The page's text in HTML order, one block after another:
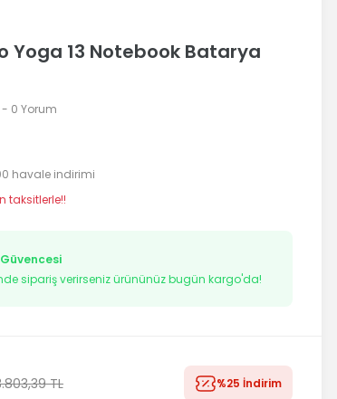
Yoga 13 Notebook Batarya
- 0 Yorum
havale indirimi
taksitlerle!!
sipariş verirseniz ürününüz bugün kargo'da!
TL %25 İndirim